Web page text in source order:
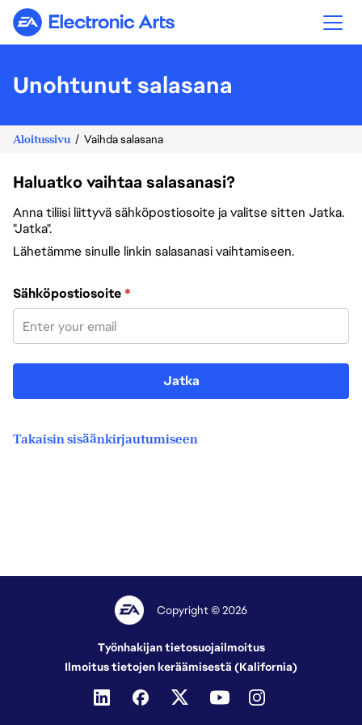
Electronic Arts
Unohtunut salasana
Aloitussivu Vaihda salasana
Haluatko vaihtaa salasanasi?
Anna tiliisi liittyvä sähköpostiosoite ja valitse sitten Jatka.
"Jatka".
Lähetämme sinulle linkin salasanasi vaihtamiseen.
Vaihda salasana sähköpostiosoitteesi avulla
Sähköpostiosoite*
Jatka
Takaisin sisäänkirjautumiseen
Copyright © 2026
Työnhakijan tietosuojailmoitus
Ilmoitus tietojen keräämisestä (Kalifornia)